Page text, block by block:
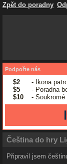
Zpět do poradny
Podpořte nás
$2
- Ikona
$5
- Poradna
$10
-
Čeština do hry
Připravil jsem